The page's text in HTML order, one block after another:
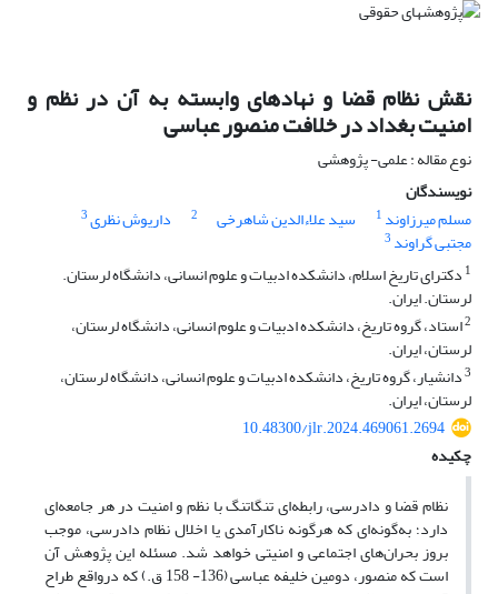
نقش نظام قضا و نهادهای وابسته به آن در نظم و
امنیت بغداد در خلافت منصور عباسی
نوع مقاله : علمی- پژوهشی
نویسندگان
مسلم میرزاوند 1 سید علاءالدین شاهرخی 2 داریوش نظری3
مجتبی گراوند 3
1 دکترای تاریخ اسلام، دانشکده ادبیات و علوم انسانی، دانشگاه لرستان.
لرستان. ایران.
2استاد، گروه تاریخ، دانشکده ادبیات و علوم انسانی، دانشگاه لرستان،
لرستان، ایران.
3دانشیار، گروه تاریخ، دانشکده ادبیات و علوم انسانی، دانشگاه لرستان،
لرستان، ایران.
10.48300/jlr.2024.469061.2694
چکیده
نظام قضا و دادرسی، رابطه‌‌ای تنگاتنگ با نظم و امنیت در هر جامعه‌‌ای
دارد؛ به‌‌گونه‌‌ای که هرگونه ناکارآمدی یا اخلال نظام دادرسی، موجب
بروز بحران‌‌های اجتماعی و امنیتی خواهد شد. مسئله‌‌ این پژوهش آن
است که منصور، دومین خلیفه عباسی (136- 158 ق.) که درواقع طراح